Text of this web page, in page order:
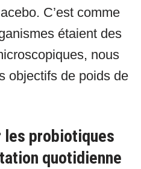
C’est comme
étaient des
nous
objectifs de poids de
les probiotiques
quotidienne